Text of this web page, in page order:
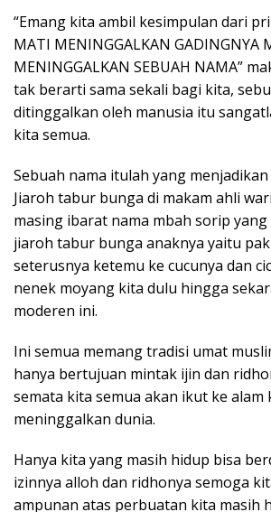
“Emang kita ambil kesimpulan dari
MATI MENINGGALKAN GADINGNYA
MENINGGALKAN SEBUAH NAMA”
tak berarti sama sekali bagi kita,
ditinggalkan oleh manusia itu
kita semua.
Sebuah nama itulah yang
Jiaroh tabur bunga di makam ahli
masing ibarat nama mbah sorip
jiaroh tabur bunga anaknya yaitu
seterusnya ketemu ke cucunya dan
nenek moyang kita dulu hingga
moderen ini.
Ini semua memang tradisi umat
hanya bertujuan mintak ijin dan
semata kita semua akan ikut ke alam
meninggalkan dunia.
Hanya kita yang masih hidup bisa
izinnya alloh dan ridhonya semoga
ampunan atas perbuatan kita masih